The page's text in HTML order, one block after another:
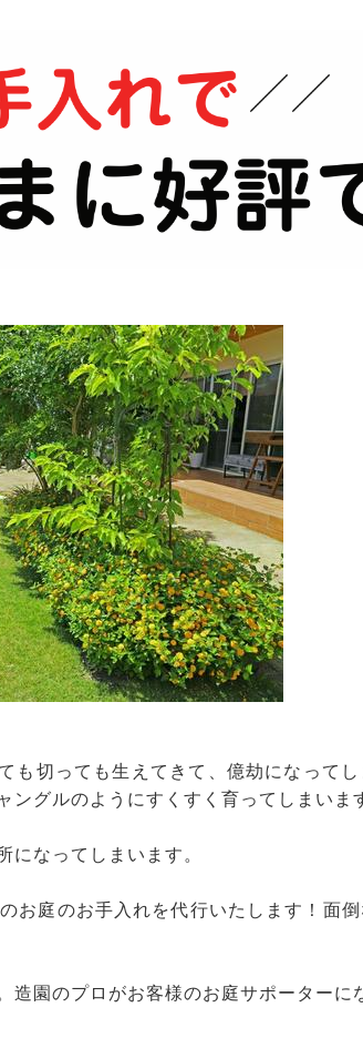
切っても生えてきて、億劫になって
グルのようにすくすく育ってしまいま
になってしまいます。
お庭のお手入れを代行いたします！面倒
園のプロがお客様のお庭サポーターに